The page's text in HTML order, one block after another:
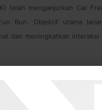
telah menganjurkan Car
Run. Objektif utama
dan meningkatkan
oleh warga Kuantan,
Pencegahan
Malaysia (PDRM),